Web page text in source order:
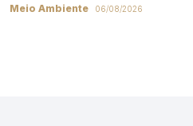
Meio Ambiente 06/08/2026